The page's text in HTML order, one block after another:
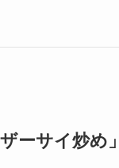
ーサイ炒め